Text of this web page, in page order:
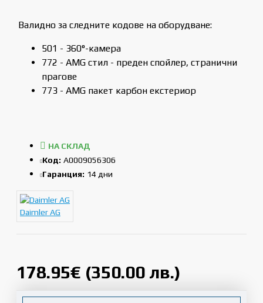
Валидно за следните кодове на оборудване:
501 - 360°-камера
772 - AMG стил - преден спойлер, странични
прагове
773 - AMG пакет карбон екстериор
178.95€ (350.00 лв.)
НА СКЛАД
Код: A0009056306
Гаранция: 14 дни
Daimler AG